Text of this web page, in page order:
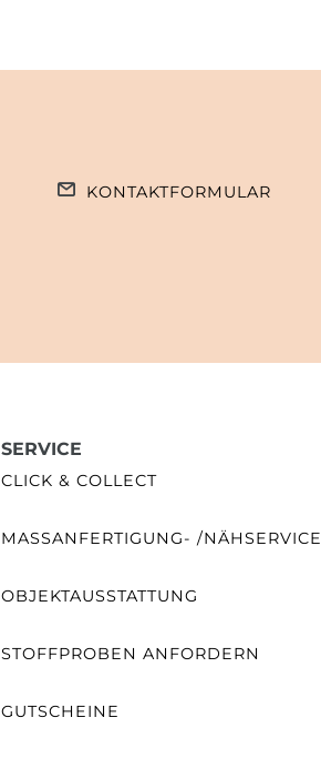
KONTAKTFORMULAR
SERVICE
CLICK & COLLECT
MASSANFERTIGUNG- /NÄHSERVICE
OBJEKTAUSSTATTUNG
STOFFPROBEN ANFORDERN
GUTSCHEINE